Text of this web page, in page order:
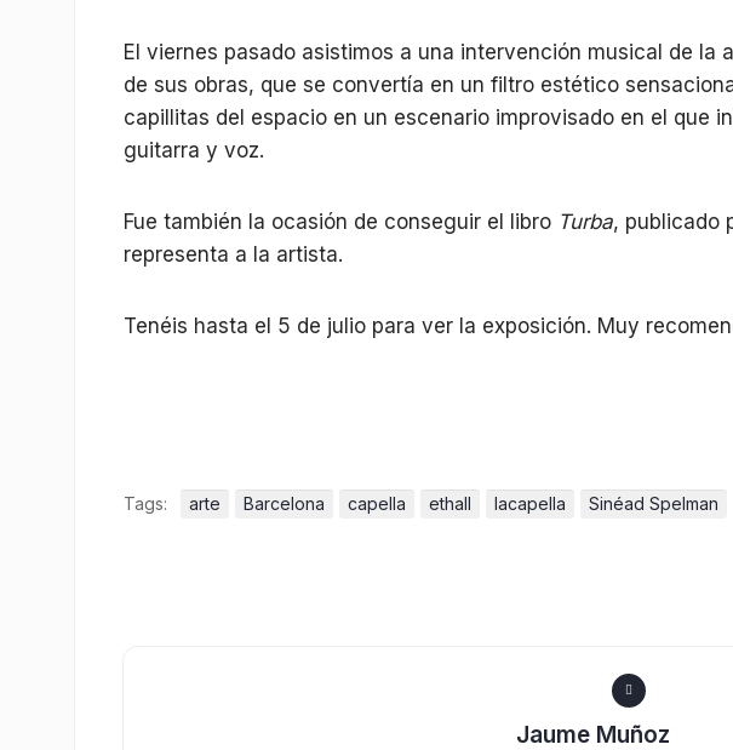
El viernes pasado asistimos a una intervención musical de la
de sus obras, que se convertía en un filtro estético
capillitas del espacio en un escenario improvisado en el que
guitarra y voz.
Fue también la ocasión de conseguir el libro Turba, publicado
representa a la artista.
Tenéis hasta el 5 de julio para ver la exposición. Muy
Tags: arte Barcelona capella ethall lacapella Sinéad Spelman
Jaume Muñoz